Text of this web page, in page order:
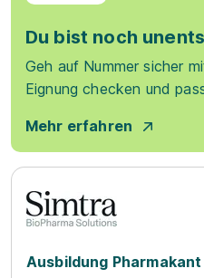
Du bist noch
Geh auf Nummer sicher
Eignung checken und
Mehr erfahren
Ausbildung